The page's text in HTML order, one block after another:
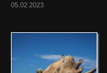
05.02.2023